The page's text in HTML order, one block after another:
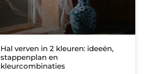
Hal verven in 2 kleuren: ideeën,
stappenplan en
kleurcombinaties